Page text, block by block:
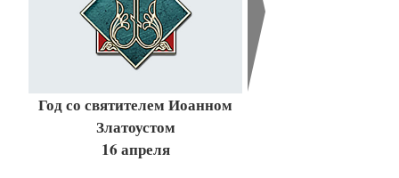
Год со святителем Иоанном
Златоустом
16 апреля